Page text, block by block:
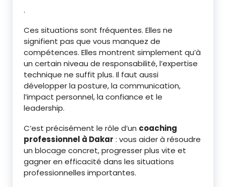
.
Ces situations sont fréquentes. Elles ne
signifient pas que vous manquez de
compétences. Elles montrent simplement qu’à
un certain niveau de responsabilité, l’expertise
technique ne suffit plus. Il faut aussi
développer la posture, la communication,
l’impact personnel, la confiance et le
leadership.
C’est précisément le rôle d’un coaching
professionnel à Dakar : vous aider à résoudre
un blocage concret, progresser plus vite et
gagner en efficacité dans les situations
professionnelles importantes.